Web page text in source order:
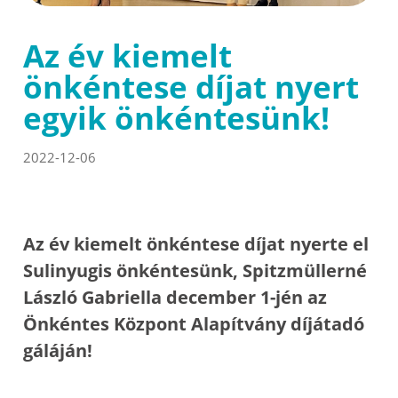
Az év kiemelt
önkéntese díjat nyert
egyik önkéntesünk!
2022-12-06
Az év kiemelt önkéntese díjat nyerte el
Sulinyugis önkéntesünk, Spitzmüllerné
László Gabriella december 1-jén az
Önkéntes Központ Alapítvány díjátadó
gáláján!